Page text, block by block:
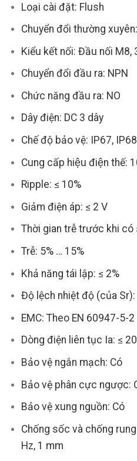
Loại cài đặt: Flush
Chuyển đổi thường
Kiểu kết nối: Đầu nối M8,
Chuyển đổi đầu ra: NPN
Chức năng đầu ra: NO
Dây điện: DC 3 dây
Chế độ bảo vệ: IP67, IP68
Cung cấp hiệu điện thế:
Ripple: ≤ 10%
Giảm điện áp: ≤ 2 V
Thời gian trễ trước khi có
Trễ: 5% … 15%
Khả năng tái lập: ≤ 2%
Độ lệch nhiệt độ (của Sr):
EMC: Theo EN 60947-5-2
Dòng điện liên tục Ia: ≤
Bảo vệ ngắn mạch: Có
Bảo vệ phân cực ngược:
Bảo vệ xung nguồn: Có
Chống sốc và chống
Hz, 1 mm